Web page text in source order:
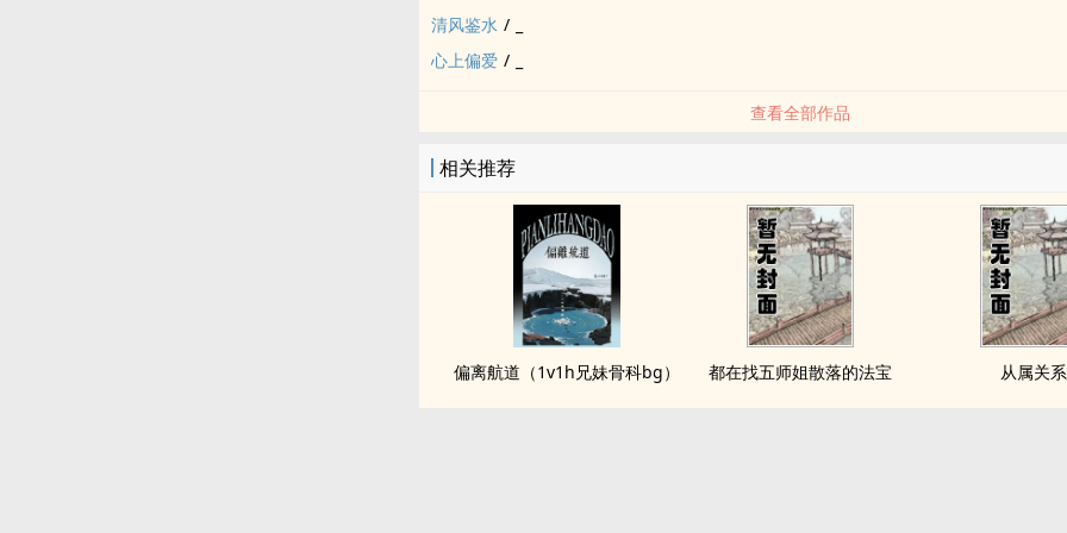
清风鉴水 /
心上偏爱 /
查看全部作品
相关推荐
偏离航道（1v1h兄妹骨科bg） 都在找五师姐散落的法宝 从属关系